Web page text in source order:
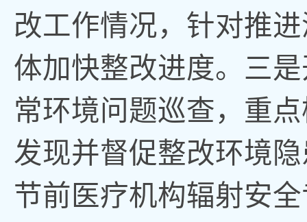
改工作情况，针对推
体加快整改进度。三
常环境问题巡查，重
发现并督促整改环境
节前医疗机构辐射安